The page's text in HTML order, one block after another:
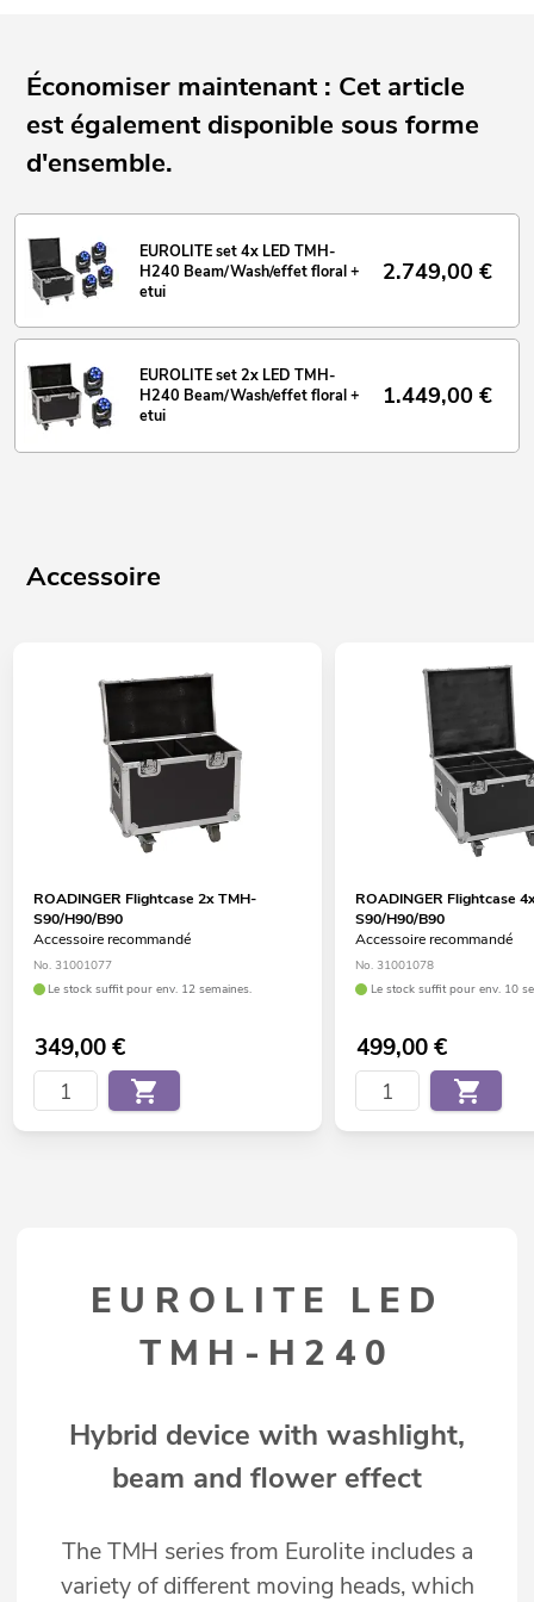
fêtes; DJ itinérants / artistes solos; scène
Possibilité d'utilisation: Debout; volant
Économiser maintenant : Cet article
est également disponible sous forme
d'ensemble.
EUROLITE set 4x LED TMH-
H240 Beam/Wash/effet floral +
etui
2.749,00 €
EUROLITE set 2x LED TMH-
H240 Beam/Wash/effet floral +
etui
1.449,00 €
Accessoire
ROADINGER Flightcase 2x TMH-
S90/H90/B90
Accessoire recommandé
No. 31001077
Le stock suffit pour env. 12 semaines.
349,00€
ROADINGER Flightcase
S90/H90/B90
Accessoire recommandé
No. 31001078
Le stock suffit pour env. 10
499,00€
EUROLITE LED
TMH-H240
Hybrid device with washlight,
beam and flower effect
The TMH series from Eurolite includes a
variety of different moving heads, which